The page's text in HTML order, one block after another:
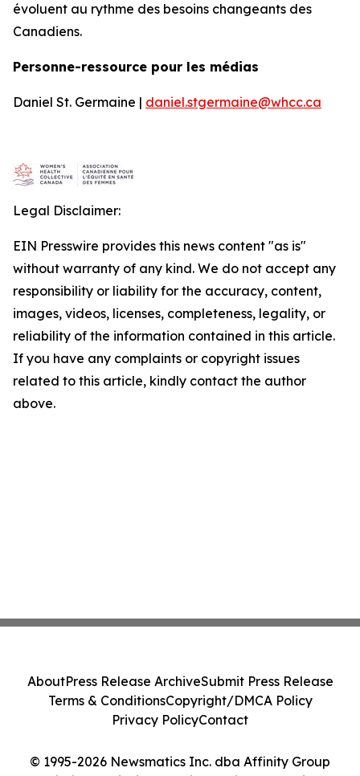
évoluent au rythme des besoins changeants des
Canadiens.
Personne-ressource pour les médias
Daniel St. Germaine | daniel.stgermaine@whcc.ca
Legal Disclaimer:
EIN Presswire provides this news content "as is"
without warranty of any kind. We do not accept any
responsibility or liability for the accuracy, content,
images, videos, licenses, completeness, legality, or
reliability of the information contained in this article.
If you have any complaints or copyright issues
related to this article, kindly contact the author
above.
© 1995-2026 Newsmatics Inc. dba Affinity Group
AboutPress Release ArchiveSubmit Press Release
Terms & ConditionsCopyright/DMCA Policy
Privacy PolicyContact